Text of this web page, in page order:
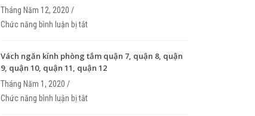
Tháng Năm 12, 2020 /
Chức năng bình luận bị tắt
phòng
Vách ngăn kính phòng tắm quận 7, quận 8, quận
9, quận 10, quận 11, quận 12
Tháng Năm 1, 2020 /
Chức năng bình luận bị tắt